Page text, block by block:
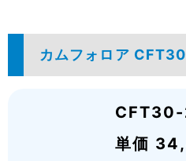
カムフォロア
CFT30-
単価